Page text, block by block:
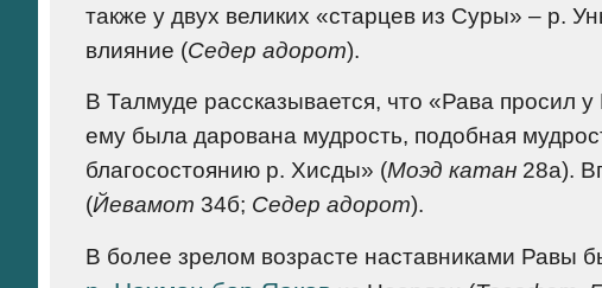
также у двух великих «старцев из Суры» – р.
влияние (Седер адорот).
В Талмуде рассказывается, что «Рава просил
ему была дарована мудрость, подобная
благосостоянию р. Хисды» (Моэд катан 28а).
(Йевамот 34б; Седер адорот).
В более зрелом возрасте наставниками Равы